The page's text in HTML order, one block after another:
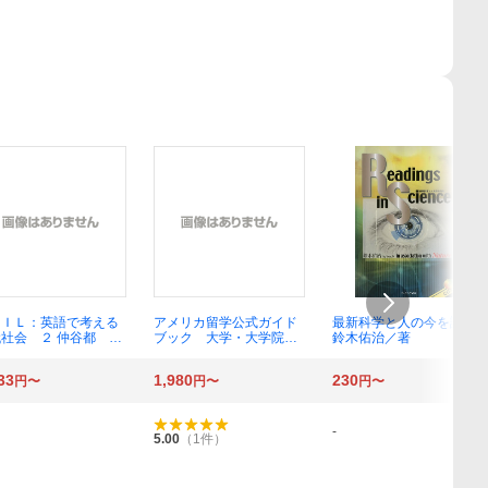
ＩＬ：英語で考える
社会 ２ 仲谷都 油
アメリカ留学公式ガイド
ブック 大学・大学院留
員会／編著
最新科学と人の今を読む
鈴木佑治／著
円〜 1,980円〜 230円〜
5.00 （ 1件） -